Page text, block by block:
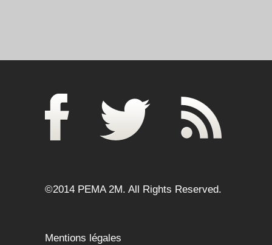
©2014 PEMA 2M. All Rights Reserved.
Mentions légales